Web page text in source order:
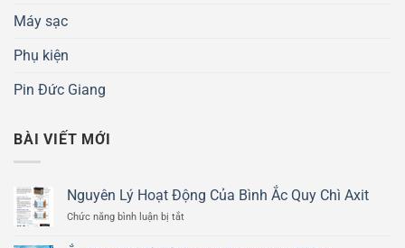
Máy sạc
Phụ kiện
Pin Đức Giang
BÀI VIẾT MỚI
Nguyên Lý Hoạt Động Của Bình Ắc Quy Chì Axit
Chức năng bình luận bị tắt